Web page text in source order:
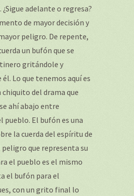
adelante o regresa?
de mayor decisión y
peligro. De repente,
un bufón que se
gritándole y
Lo que tenemos aquí es
chiquito del drama que
ahí abajo entre
pueblo. El bufón es una
la cuerda del espíritu de
que representa su
el pueblo es el mismo
el bufón para el
con un grito final lo